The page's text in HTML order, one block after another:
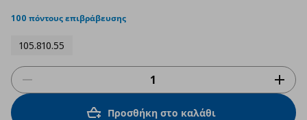
rating
100 πόντους επιβράβευσης
105.810.55
Προσθήκη στο καλάθι